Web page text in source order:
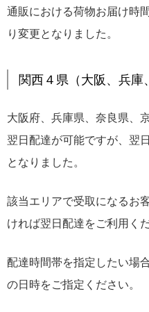
通販における荷物お届け時
り変更となりました。
関西４県（大阪、兵庫
大阪府、兵庫県、奈良県、
翌日配達が可能ですが、翌
となりました。
該当エリアで受取になるお
ければ翌日配達をご利用くだ
配達時間帯を指定したい場
の日時をご指定ください。